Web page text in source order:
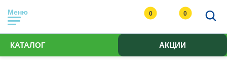
Меню 0 0
КАТАЛОГ АКЦИИ